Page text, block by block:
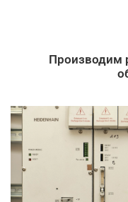
Производим